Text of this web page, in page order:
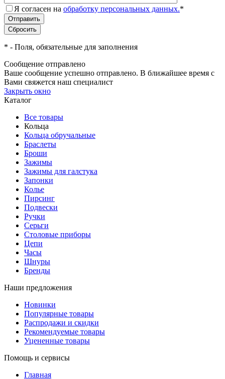
Я согласен на обработку персональных данных.*
* - Поля, обязательные для заполнения
Сообщение отправлено
Ваше сообщение успешно отправлено. В ближайшее время с
Вами свяжется наш специалист
Закрыть окно
Каталог
Все товары
Кольца
Кольца обручальные
Браслеты
Броши
Зажимы
Зажимы для галстука
Запонки
Колье
Пирсинг
Подвески
Ручки
Серьги
Столовые приборы
Цепи
Часы
Шнуры
Бренды
Наши предложения
Новинки
Популярные товары
Распродажи и скидки
Рекомендуемые товары
Уцененные товары
Помощь и сервисы
Главная